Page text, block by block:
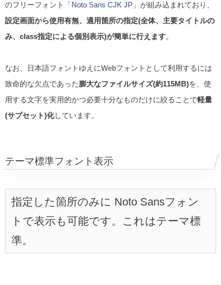
のフリーフォント「Noto Sans CJK JP 」が組み込まれており、
設定画面から使用有無、適用箇所の指定(全体、主要タイトルの
み、class指定による個別表示)が簡単に行えます。
なお、日本語フォントゆえにWebフォントとして利用するには
致命的な欠点であった膨大なファイルサイズ(約115MB)を、使
用する文字を実用的かつ必要十分なものだけに絞ることで軽量
(サブセット)化しています。
テーマ標準フォント表示
指定した箇所のみに Noto Sansフォン
トで表示も可能です。これはテーマ標
準。